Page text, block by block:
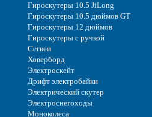
Гироскутеры 10.5 JiLong
Гироскутеры 10.5 дюймов GT
Гироскутеры 12 дюймов
Гироскутеры с ручкой
Сегвеи
Ховерборд
Электроскейт
Дрифт электробайки
Электрический скутер
Электроснегоходы
Моноколеса